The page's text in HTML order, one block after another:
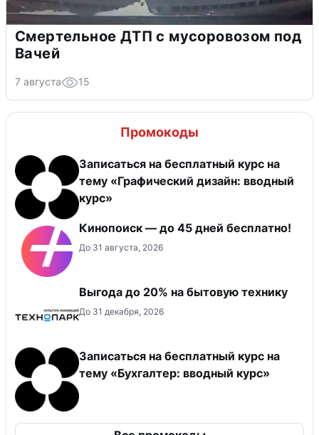
Смертельное ДТП с мусоровозом под
Вачей
7 августа 15
Промокоды
Записаться на бесплатный курс на
тему «Графический дизайн: вводный
курс»
Кинопоиск — до 45 дней бесплатно!
До 31 августа, 2026
Выгода до 20% на бытовую технику
До 31 декабря, 2026
Записаться на бесплатный курс на
тему «Бухгалтер: вводный курс»